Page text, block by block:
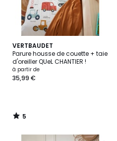
VERTBAUDET
Parure housse de couette + taie
d'oreiller QUeL CHANTIER !
à partir de
35,99 €
5
/
5
5
/